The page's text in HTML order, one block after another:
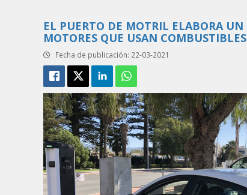
EL PUERTO DE MOTRIL ELABORA UN
MOTORES QUE USAN
Fecha de publicación: 22-03-2021